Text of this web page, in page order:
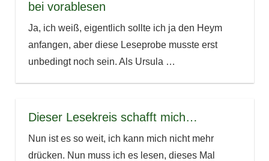
bei vorablesen
Ja, ich weiß, eigentlich sollte ich ja den Heym
anfangen, aber diese Leseprobe musste erst
unbedingt noch sein. Als Ursula …
Dieser Lesekreis schafft mich…
Nun ist es so weit, ich kann mich nicht mehr
drücken. Nun muss ich es lesen, dieses Mal